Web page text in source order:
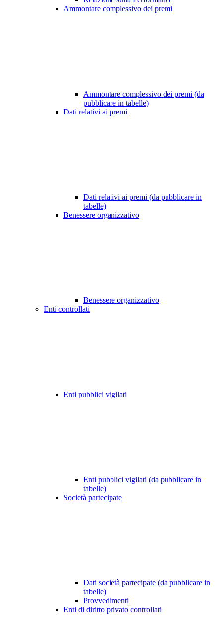
Ammontare complessivo dei premi
Ammontare complessivo dei premi (da
pubblicare in tabelle)
Dati relativi ai premi
Dati relativi ai premi (da pubblicare in
tabelle)
Benessere organizzativo
Benessere organizzativo
Enti controllati
Enti pubblici vigilati
Enti pubblici vigilati (da pubblicare in
tabelle)
Società partecipate
Dati società partecipate (da pubblicare in
tabelle)
Provvedimenti
Enti di diritto privato controllati